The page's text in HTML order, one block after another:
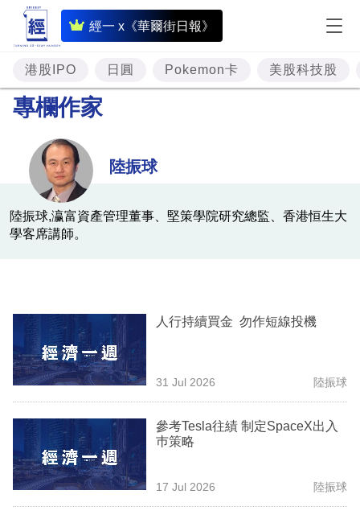
經一 x《華爾街日報》
即
時
財
經
財
商
業
科
職
場
港股IPO 日圓 Pokemon卡 美股科技股
專欄作家
陸振球
陸振球,瀛富資產管理董事、堅策學院研究總監、香港恒生大
學客席講師。
人行持續買金 勿作短線投機
31 Jul 2026 陸振球
參考Tesla往績 制定SpaceX出入
巿策略
17 Jul 2026 陸振球